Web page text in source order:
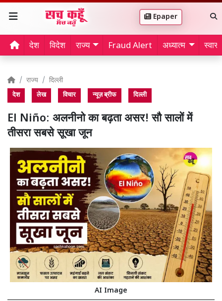
Epaper
देश विदेश राज्य Fraud Alert अध्यात्म
राज्य दिल्ली
देश लेख विचार न्यूज़ ब्रीफ दिल्ली
El Niño: अलनीनो का बढ़ता असर! सौ सालों में
तीसरा सबसे सूखा जून
AI Image